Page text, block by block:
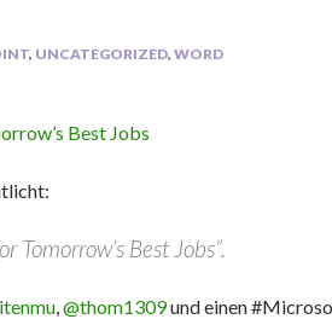
, UNCATEGORIZED, WORD
Best Jobs
Tomorrow’s Best Jobs”.
,@thom1309und einen